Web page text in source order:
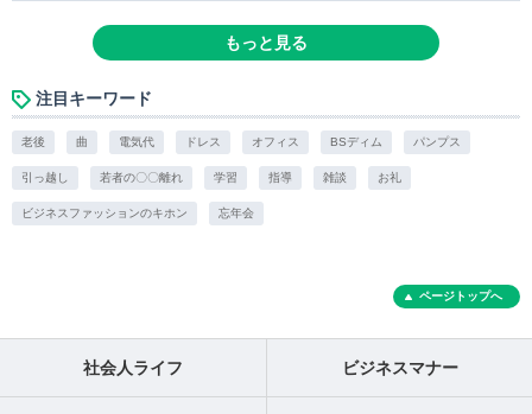
もっと見る
注目キーワード
老後 曲 電気代 ドレス オフィス BSディム パンプス
引っ越し 若者の〇〇離れ 学習 指導 雑談 お礼
ビジネスファッションのキホン 忘年会
ページトップへ
社会人ライフ ビジネスマナー